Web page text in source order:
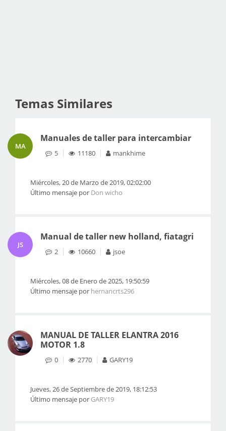
Temas Similares
MA
Manuales de taller para intercambiar
5 11180 mankhime
Miércoles, 20 de Marzo de 2019, 02:02:00
Último mensaje por Don wicho
JS
Manual de taller new holland, fiatagri
2 10660 jsoe
Miércoles, 08 de Enero de 2025, 19:50:59
Último mensaje por hernancrts296
MANUAL DE TALLER ELANTRA 2016
MOTOR 1.8
0 2770 GARY19
Jueves, 26 de Septiembre de 2019, 18:12:53
Último mensaje por GARY19